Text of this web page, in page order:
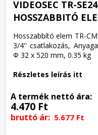
VIDEOSEC TR-
HOSSZABBITÓ
Hosszabbító elem TR-
3/4'' csatlakozás,
Φ 32 x 520 mm, 0.35 kg
Részletes leírás itt
A termék nettó ára:
4.470 Ft
bruttó ár: 5.677 Ft